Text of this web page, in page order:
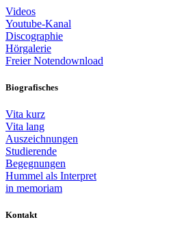
Videos
Youtube-Kanal
Discographie
Hörgalerie
Freier Notendownload
Biografisches
Vita kurz
Vita lang
Auszeichnungen
Studierende
Begegnungen
Hummel als Interpret
in memoriam
Kontakt